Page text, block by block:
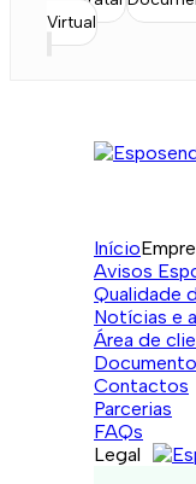
Virtual
Início
Avisos
Qualidade
Notícias e
Área de
Contactos
Parcerias
FAQs
Legal